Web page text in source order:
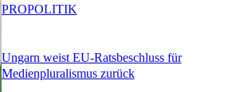
Ungarn weist EU-Ratsbeschluss für
Medienpluralismus zurück
PROPOLITIK